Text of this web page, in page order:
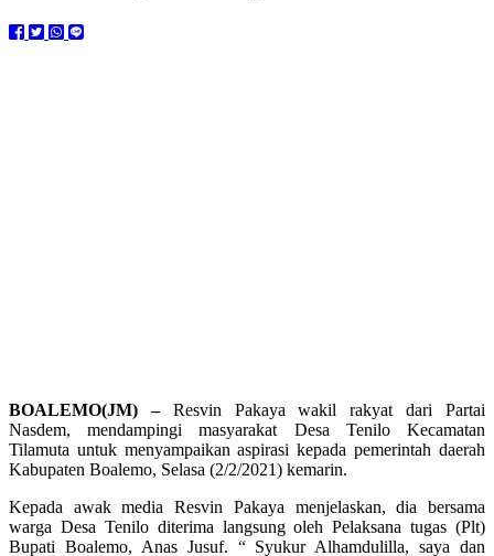
BOALEMO(JM) –Resvin Pakaya wakil rakyat dari Partai
Nasdem, mendampingi masyarakat Desa Tenilo Kecamatan
Tilamuta untuk menyampaikan aspirasi kepada pemerintah daerah
Kabupaten Boalemo, Selasa (2/2/2021) kemarin.
Kepada awak media Resvin Pakaya menjelaskan, dia bersama
warga Desa Tenilo diterima langsung oleh Pelaksana tugas (Plt)
Bupati Boalemo, Anas Jusuf. “ Syukur Alhamdulilla, saya dan